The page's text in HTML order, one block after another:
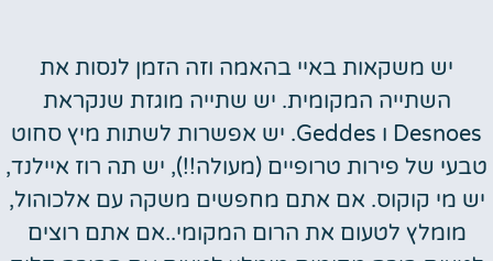
יש משקאות באיי בהאמה וזה הזמן לנסות את
השתייה המקומית. יש שתייה מוגזת שנקראת
Desnoes ו Geddes. יש אפשרות לשתות מיץ סחוט
טבעי של פירות טרופיים (מעולה!!), יש תה רוז איילנד,
יש מי קוקוס. אם אתם מחפשים משקה עם אלכוהול,
מומלץ לטעום את הרום המקומי..אם אתם רוצים